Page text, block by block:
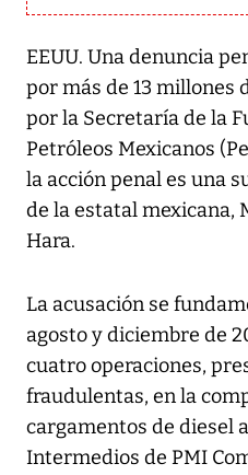
EEUU. Una denuncia
por más de 13 millones
por la Secretaría de la
Petróleos Mexicanos
la acción penal es una
de la estatal mexicana,
Hara.
La acusación se
agosto y diciembre de
cuatro operaciones,
fraudulentas, en la
cargamentos de diesel
Intermedios de PMI